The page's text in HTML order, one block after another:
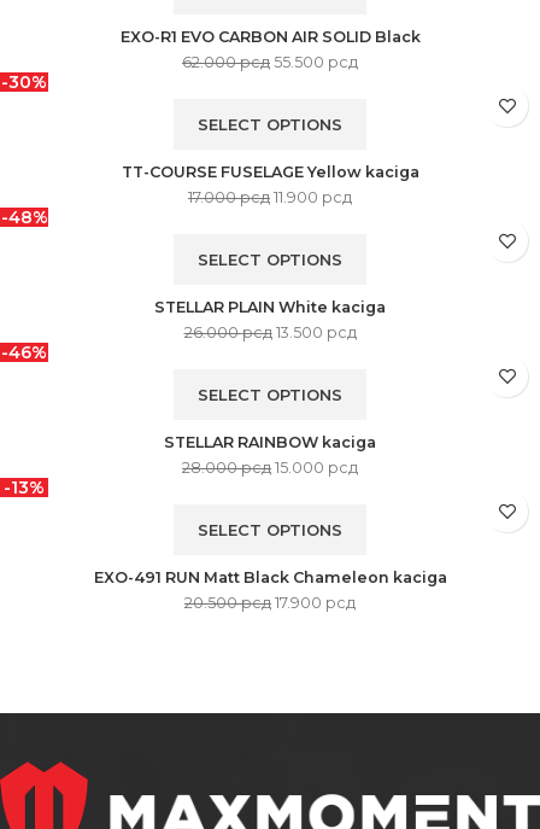
EXO-R1 EVO CARBON AIR SOLID Black
62.000рсд 55.500 рсд
-30%
SELECT OPTIONS
TT-COURSE FUSELAGE Yellow kaciga
17.000рсд 11.900 рсд
-48%
SELECT OPTIONS
STELLAR PLAIN White kaciga
26.000рсд 13.500 рсд
-46%
SELECT OPTIONS
STELLAR RAINBOW kaciga
28.000рсд 15.000 рсд
-13%
SELECT OPTIONS
EXO-491 RUN Matt Black Chameleon kaciga
20.500рсд 17.900 рсд